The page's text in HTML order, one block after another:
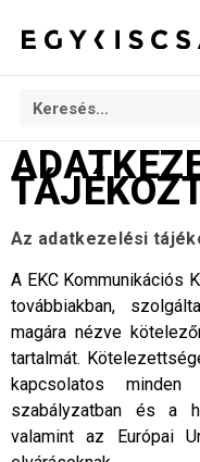
Az adatkezelési
A EKC Kommunikációs
továbbiakban,
magára nézve
tartalmát.
kapcsolatos
szabályzatban és a
valamint az Európai